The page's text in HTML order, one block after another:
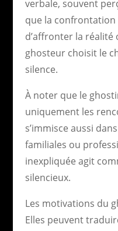
verbale, souvent
que la
d’affronter la réalité
ghosteur choisit le
silence.
À noter que le
uniquement les
s’immisce aussi
familiales ou
inexpliquée agit
silencieux.
Les motivations du
Elles peuvent